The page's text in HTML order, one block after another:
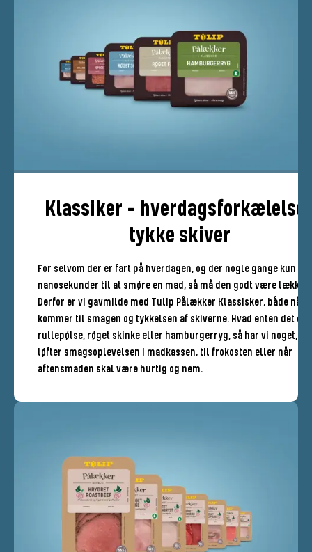
Klassiker - hverdagsforkælelse
tykke skiver
For selvom der er fart på hverdagen, og der nogle gange kun er
nanosekunder til at smøre en mad, så må den godt være lækker.
Derfor er vi gavmilde med Tulip Pålækker Klassisker, både når
kommer til smagen og tykkelsen af skiverne. Hvad enten det er
rullepølse, røget skinke eller hamburgerryg, så har vi noget,
løfter smagsoplevelsen i madkassen, til frokosten eller når
aftensmaden skal være hurtig og nem.